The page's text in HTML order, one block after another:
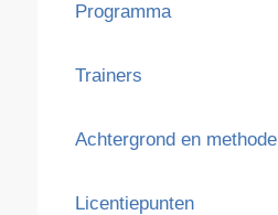
Programma
Trainers
Achtergrond en methode
Licentiepunten